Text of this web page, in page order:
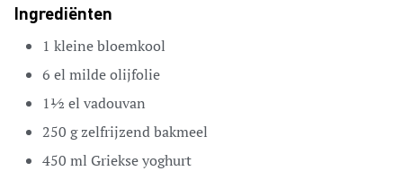
Ingrediënten
1 kleine bloemkool
6 el milde olijfolie
1½ el vadouvan
250 gzelfrijzend bakmeel
450 ml Griekse yoghurt